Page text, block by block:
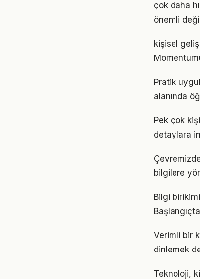
çok daha
önemli
kişisel
Pratik
alanında
Pek çok
detaylara
bilgilere
Bilgi
Verimli bir
dinlemek
Teknoloji,